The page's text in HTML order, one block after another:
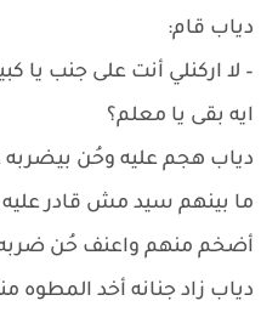
دياب قام:
– لا اركنلي أنت على جنب يا
ايه بقى يا معلم؟
دياب هجم عليه وحُن
ما بينهم سيد مش قادر
أضخم منهم واعنف حُن ضربه
دياب زاد جنانه أخد المطوه